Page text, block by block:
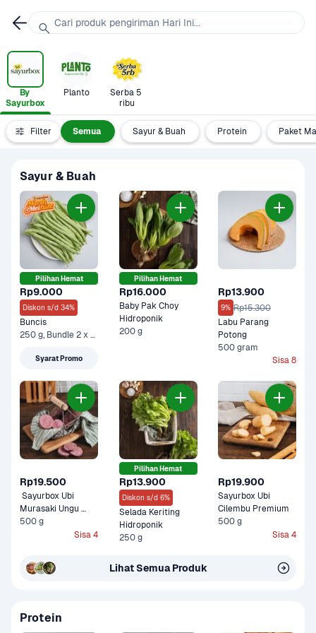
By
Sayurbox
Planto
Serba 5
ribu
Filter Semua Sayur & Buah Protein Paket
Sayur & Buah
Pilihan Hemat
Rp9.000
Diskon s/d 34%
Buncis
250 g, Bundle 2 x 250 gr +2 Lainnya
Syarat Promo
Pilihan Hemat
Rp16.000
Baby Pak Choy
Hidroponik
200 g
Rp13.900
9% Rp15.300
Labu Parang
Potong
500 gram
Sisa 8
Rp19.500
Sayurbox Ubi
Murasaki Ungu
Premium
500 g
Sisa 4
Pilihan Hemat
Rp13.900
Diskon s/d 6%
Selada Keriting
Hidroponik
250 g
Rp19.900
Sayurbox Ubi
Cilembu Premium
500 g
Sisa 4
Lihat Semua Produk
Protein
Cari produk pengiriman Hari Ini...